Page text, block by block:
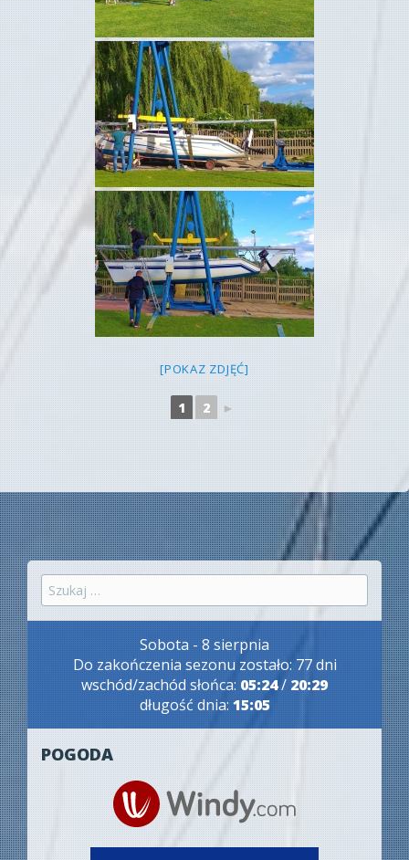
[POKAZ ZDJĘĆ]
1 2 ►
Szukaj:
Sobota - 8 sierpnia
Do zakończenia sezonu zostało: 77 dni
wschód/zachód słońca: 05:24/ 20:29
długość dnia: 15:05
POGODA